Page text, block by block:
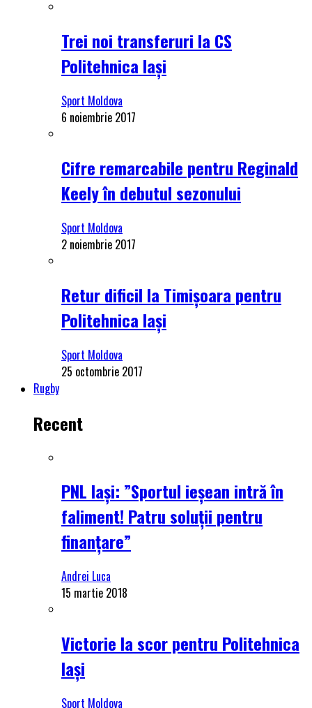
Trei noi transferuri la CS
Politehnica Iași
Sport Moldova
6 noiembrie 2017
Cifre remarcabile pentru Reginald
Keely în debutul sezonului
Sport Moldova
2 noiembrie 2017
Retur dificil la Timișoara pentru
Politehnica Iași
Sport Moldova
25 octombrie 2017
Rugby
Recent
PNL Iași: ”Sportul ieșean intră în
faliment! Patru soluții pentru
finanțare”
Andrei Luca
15 martie 2018
Victorie la scor pentru Politehnica
Iași
Sport Moldova